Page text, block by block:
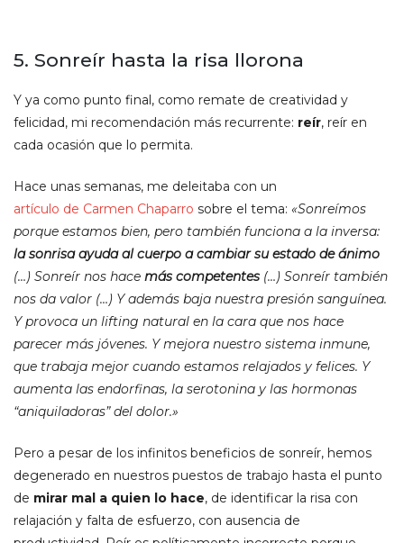
5. Sonreír hasta la risa llorona
Y ya como punto final, como remate de creatividad y
felicidad, mi recomendación más recurrente: reír, reír en
cada ocasión que lo permita.
Hace unas semanas, me deleitaba con un
artículo de Carmen Chaparro sobre el tema: «Sonreímos
porque estamos bien, pero también funciona a la inversa:
la sonrisa ayuda al cuerpo a cambiar su estado de ánimo
(…) Sonreír nos hace más competentes (…) Sonreír también
nos da valor (…) Y además baja nuestra presión sanguínea.
Y provoca un lifting natural en la cara que nos hace
parecer más jóvenes. Y mejora nuestro sistema inmune,
que trabaja mejor cuando estamos relajados y felices. Y
aumenta las endorfinas, la serotonina y las hormonas
“aniquiladoras” del dolor.»
Pero a pesar de los infinitos beneficios de sonreír, hemos
degenerado en nuestros puestos de trabajo hasta el punto
de mirar mal a quien lo hace, de identificar la risa con
relajación y falta de esfuerzo, con ausencia de